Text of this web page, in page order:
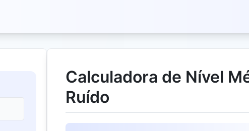
Calculadora de Nível
Ruído